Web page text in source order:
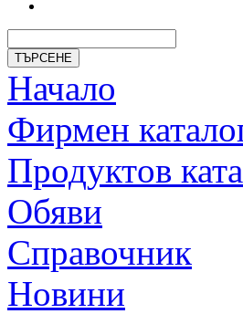
Начало
Фирмен
Продуктoв
Обяви
Справочник
Новини